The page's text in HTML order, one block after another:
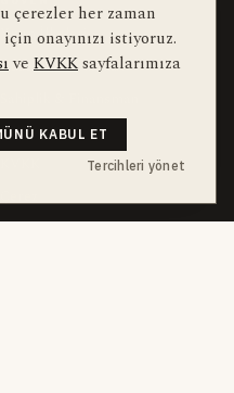
Yayın İlkeleri
Düzeltme Politikası
Etik Kod
Gizlilik
çerezler her zaman
onayınızı istiyoruz.
ve KVKKsayfalarımıza
KABUL ET
Tercihleri yönet